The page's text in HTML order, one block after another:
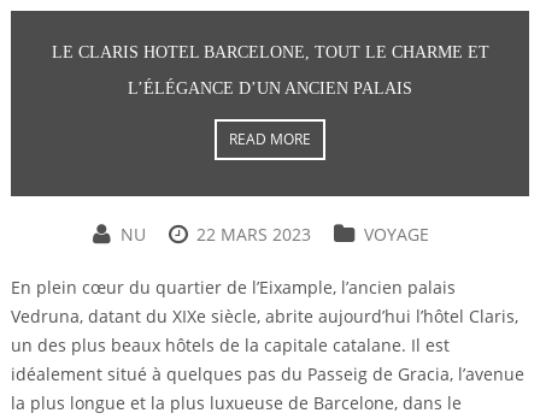
LE CLARIS HOTEL BARCELONE, TOUT LE CHARME ET
L’ÉLÉGANCE D’UN ANCIEN PALAIS
READ MORE
NU 22 MARS 2023 VOYAGE
En plein cœur du quartier de l’Eixample, l’ancien palais
Vedruna, datant du XIXe siècle, abrite aujourd’hui l’hôtel Claris,
un des plus beaux hôtels de la capitale catalane. Il est
idéalement situé à quelques pas du Passeig de Gracia, l’avenue
la plus longue et la plus luxueuse de Barcelone, dans le